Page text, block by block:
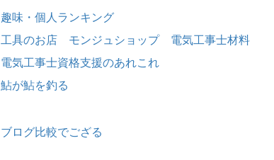
趣味・個人ランキング
工具のお店 モンジュショップ 電気工事士材料
電気工事士資格支援のあれこれ
鮎が鮎を釣る
ブログ比較でござる